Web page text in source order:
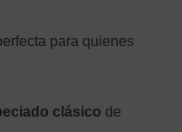
para quienes
clásico de